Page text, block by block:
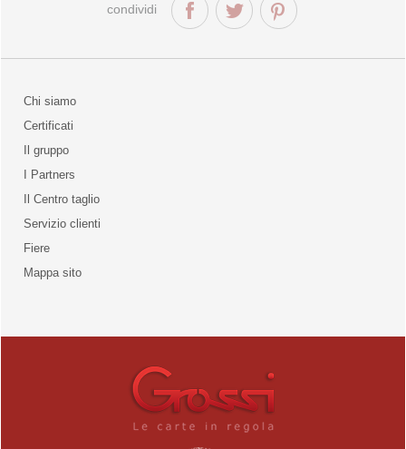
condividi
Chi siamo
qualità
Certificati
Il gruppo
I Partners
Il Centro taglio
Servizio clienti
Fiere
Mappa sito